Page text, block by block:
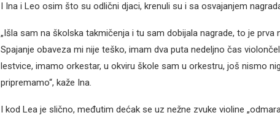
I Ina i Leo osim što su odlični djaci, krenuli su i sa osvajanjem
„Išla sam na školska takmičenja i tu sam dobijala nagrade, to je prva
Spajanje obaveza mi nije teško, imam dva puta nedeljno čas
lestvice, imamo orkestar, u okviru škole sam u orkestru, još nismo
pripremamo“, kaže Ina.
I kod Lea je slično, međutim dećak se uz nežne zvuke violine